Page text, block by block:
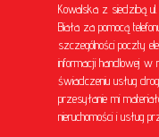
Kowalska z siedzibą
Biała za pomocą
szczególności poczty
informacji handlowej w
świadczeniu usług
przesyłanie mi
nieruchomości i usług